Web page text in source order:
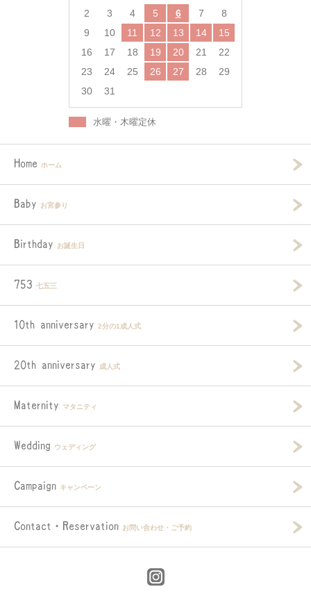
2
3 4 5 6 7
8
9
10 11 12 13 14
15
16
17 18 19 20 21
22
23
24 25 26 27 28
29
30
31
水曜・木曜定休
Home ホーム
Baby お宮参り
Birthday お誕生日
753 七五三
10th anniversary 2分の1成人式
20th anniversary 成人式
Maternity マタニティ
Wedding ウェディング
Campaign キャンペーン
Contact・Reservation お問い合わせ・ご予約